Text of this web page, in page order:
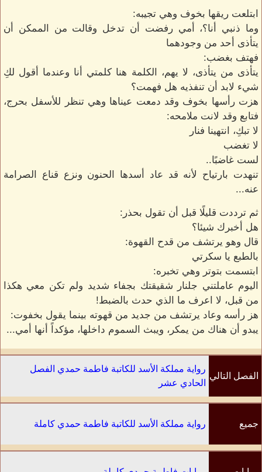
ابتلعت ريقها بخوف وهي تجيبه:
وما ذنبي أنا؟، أمي رفضت أن تدخل وقالت من الممكن أن
يتأذى أحد من وجودهما
فهتف بغضب:
يتأذى من يتأذى، لا يهم، الكلمة هنا كلمتي أنا وعندما أقول لكِ
شيء لابد أن تنفذيه هل فهمت؟
هزت رأسها بخوف وقد دمعت عيناها وهي تنظر للأسفل بحرج،
فتابع وقد لانت ملامحه:
لا تبكِ، انتهينا فنار
لا تغضب
لست غاضبًا..
تنهدت بارتياح لأنه قد عاد أسدها الحنون ونزع قناع الصرامة
عنه...
ثم ترددت قليلًا قبل أن تقول بحذر:
هل أخبرك شيئا؟
قال وهو يرتشف من قدح القهوة:
بالطبع يا سكرتي
ابتسمت بتوتر وهي تخبره:
اليوم عاملتني جلنار شقيقتك بجفاء شديد ولم تكن معي هكذا
من قبل، لا اعرف ما الذي حدث بالضبط!
هز رأسه وعاد يرتشف من جديد من قهوته بينما يقول بخفوت:
يبدو أن هناك من يمكر، ويبث السموم داخلها، مؤكداً أنها أمي...
الفصل التالي
رواية مملكة الأسد للكاتبة فاطمة حمدي الفصل
الحادي عشر
جميع رواية مملكة الأسد للكاتبة فاطمة حمدي كاملة